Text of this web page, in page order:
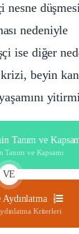
nesne
nedeniyle
ise diğer
beyin
Tanım ve
ve Kapsamı
VE
Kriterleri